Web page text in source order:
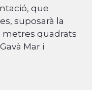
que
suposarà la
metres quadrats
Mar i